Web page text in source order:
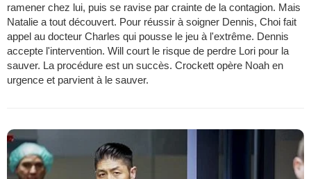
ramener chez lui, puis se ravise par crainte de la contagion. Mais
Natalie a tout découvert. Pour réussir à soigner Dennis, Choi fait
appel au docteur Charles qui pousse le jeu à l'extrême. Dennis
accepte l'intervention. Will court le risque de perdre Lori pour la
sauver. La procédure est un succès. Crockett opère Noah en
urgence et parvient à le sauver.